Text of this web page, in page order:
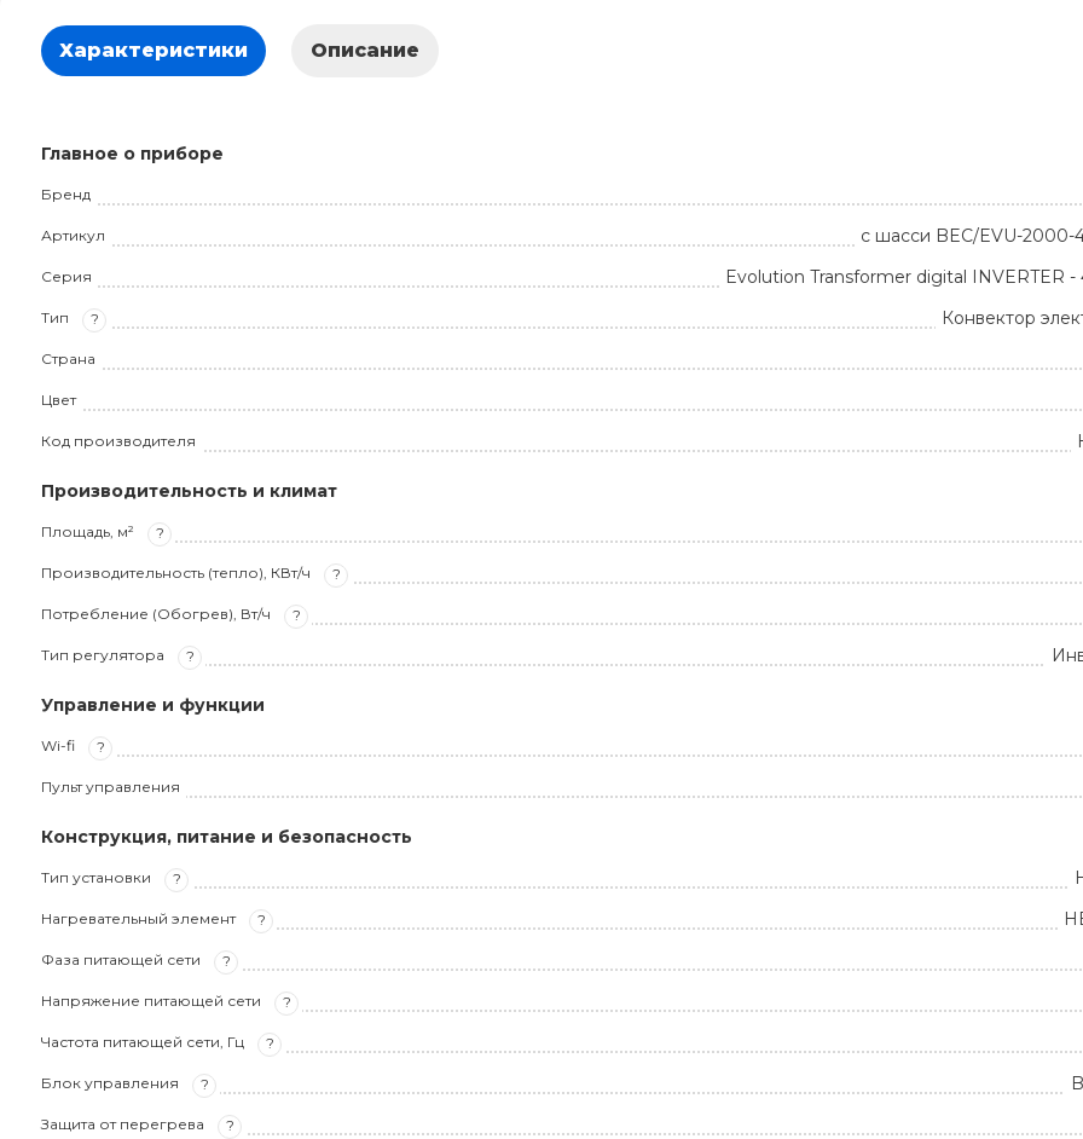
Характеристики Описание
Главное о приборе
Бренд
Артикул с шасси BEC/EVU-2000-
Серия Evolution Transformer digital INVERTER
Тип ? Конвектор
Страна
Цвет
Код производителя
Производительность и климат
Площадь, м² ?
Производительность (тепло), КВт/ч ?
Потребление (Обогрев), Вт/ч ?
Тип регулятора ?
Управление и функции
Wi-fi ?
Пульт управления
Конструкция, питание и безопасность
Тип установки ?
Нагревательный элемент ?
Фаза питающей сети ?
Напряжение питающей сети ?
Частота питающей сети, Гц ?
Блок управления ?
Защита от перегрева ?